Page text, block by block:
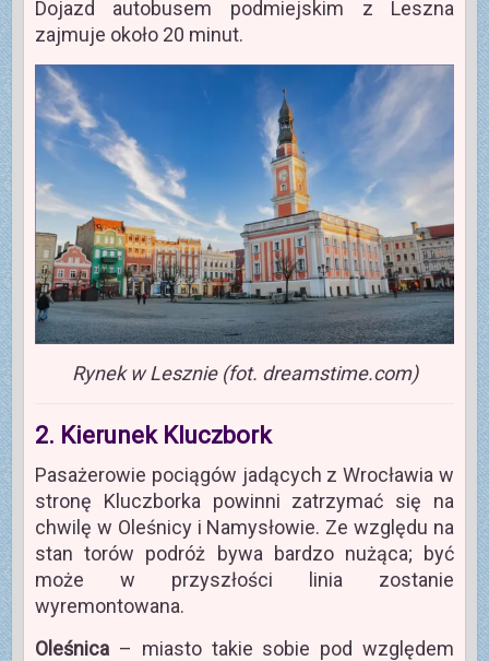
Dojazd autobusem podmiejskim z Leszna
zajmuje około 20 minut.
Rynek w Lesznie (fot. dreamstime.com)
2. Kierunek Kluczbork
Pasażerowie pociągów jadących z Wrocławia w
stronę Kluczborka powinni zatrzymać się na
chwilę w Oleśnicy i Namysłowie. Ze względu na
stan torów podróż bywa bardzo nużąca; być
może w przyszłości linia zostanie
wyremontowana.
Oleśnica– miasto takie sobie pod względem